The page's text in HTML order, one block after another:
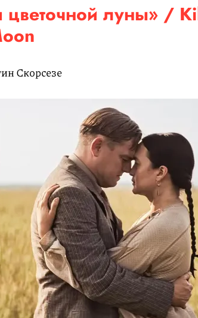
луны» /
Скорсезе